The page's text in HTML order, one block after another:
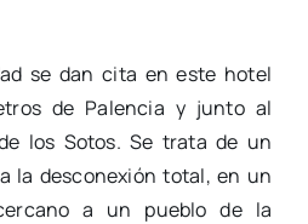
se dan cita en este hotel
de Palencia y junto al
los Sotos. Se trata de un
la desconexión total, en un
a un pueblo de la